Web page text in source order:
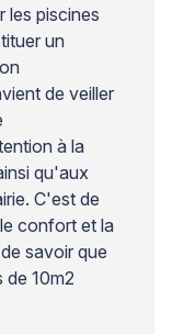
les piscines
un
de veiller
à la
qu'aux
C'est de
confort et la
savoir que
de 10m2